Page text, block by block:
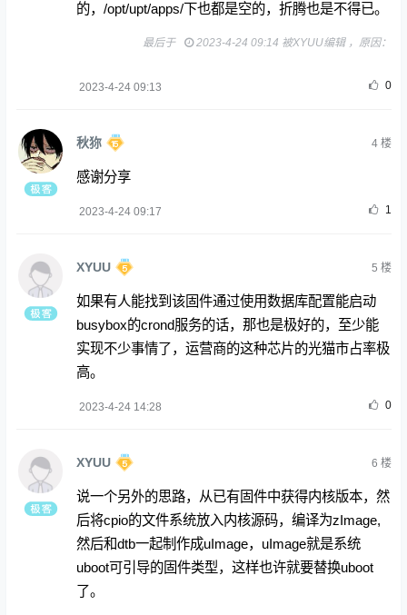
的，/opt/upt/apps/下也都是空的，折腾也是不得已。
最后于 2023-4-24 09:14 被XYUU编辑 ，原因：
2023-4-24 09:13 0
秋狝 4楼
感谢分享
2023-4-24 09:17 1
XYUU 5 楼
如果有人能找到该固件通过使用数据库配置能启动
busybox的crond服务的话，那也是极好的，至少能
实现不少事情了，运营商的这种芯片的光猫市占率极
高。
2023-4-24 14:28 0
XYUU 6 楼
说一个另外的思路，从已有固件中获得内核版本，然
后将cpio的文件系统放入内核源码，编译为zImage,
然后和dtb一起制作成uImage，uImage就是系统
uboot可引导的固件类型，这样也许就要替换uboot
了。